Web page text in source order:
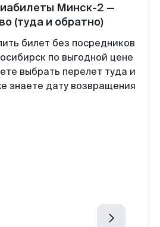
Минск-2 —
(туда и обратно)
билет без посредников
по выгодной цене
выбрать перелет туда и
знаете дату возвращения